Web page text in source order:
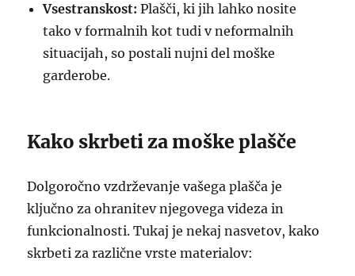
Vsestranskost: Plašči, ki jih lahko nosite
tako v formalnih kot tudi v neformalnih
situacijah, so postali nujni del moške
garderobe.
Kako skrbeti za moške plašče
Dolgoročno vzdrževanje vašega plašča je
ključno za ohranitev njegovega videza in
funkcionalnosti. Tukaj je nekaj nasvetov, kako
skrbeti za različne vrste materialov: